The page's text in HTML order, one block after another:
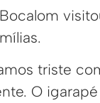
triste
O